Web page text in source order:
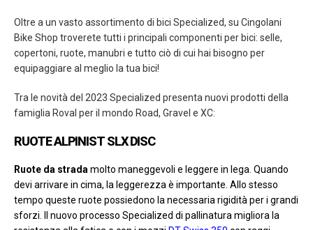
Oltre a un vasto assortimento di bici Specialized, su Cingolani
Bike Shop troverete tutti i principali componenti per bici: selle,
copertoni, ruote, manubri e tutto ciò di cui hai bisogno per
equipaggiare al meglio la tua bici!
Tra le novità del 2023 Specialized presentanuovi prodotti della
famiglia Roval per il mondo Road, Gravel e XC:
RUOTE ALPINIST SLX DISC
Ruote da stradamolto maneggevoli e leggere in lega. Quando
devi arrivare in cima, la leggerezza è importante. Allo stesso
tempo queste ruote possiedono la necessaria rigidità per i grandi
sforzi. Il nuovo processo Specialized di pallinatura migliora la